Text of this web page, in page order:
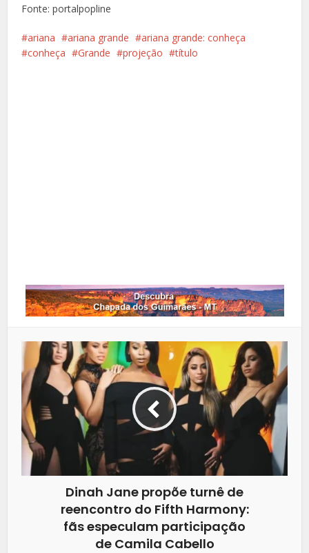
Fonte: portalpopline
ariana ariana grande
ariana grande: conheça
conheça
Grande projeção título
Dinah Jane propõe turnê de
reencontro do Fifth Harmony:
fãs especulam participação
de Camila Cabello